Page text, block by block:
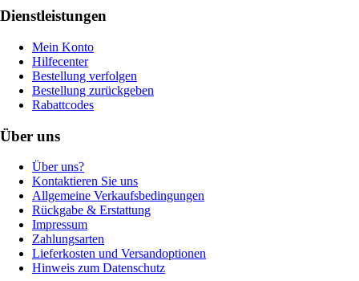
Dienstleistungen
Mein Konto
Hilfecenter
Bestellung verfolgen
Bestellung zurückgeben
Rabattcodes
Über uns
Über uns?
Kontaktieren Sie uns
Allgemeine Verkaufsbedingungen
Rückgabe & Erstattung
Impressum
Zahlungsarten
Lieferkosten und Versandoptionen
Hinweis zum Datenschutz